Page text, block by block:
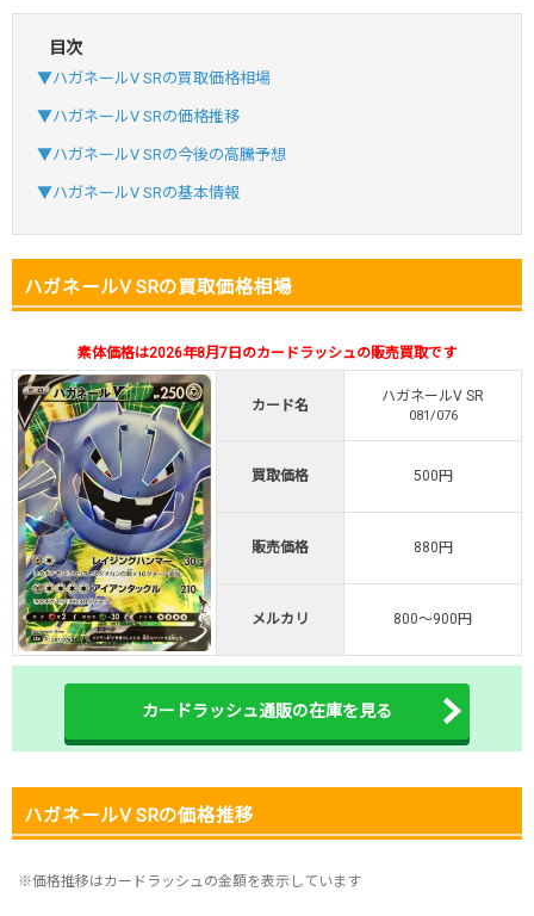
おりパンダ
・新規登録で6種類アド確解禁
SVGC7P
オリパスタジアム
・atone・ペイディ対応！
・新規登録で6種類アド確解禁
オリパスタジアム公式はこちら ＞
オリくじ
・新規登録で無料100連できる！
・初回購入は500coinが50円
TVCM記念！激熱イベント開催中
オリくじ公式はこちら ＞
TORAオリパ
・リリース1周年イベント開催中！
・新規登録で最大90%OFF
目次
▼ハガネールV SRの買取価格相場
▼ハガネールV SRの価格推移
▼ハガネールV SRの今後の高騰予想
▼ハガネールV SRの基本情報
ハガネールV SRの買取価格相場
素体価格は2026年8月7日のカードラッシュの販売買取です
カード名
ハガネールV SR
081/076
買取価格 500円
販売価格 880円
メルカリ 800～900円
カードラッシュ通販の在庫を見る
ハガネールV SRの価格推移
※価格推移はカードラッシュの金額を表示しています